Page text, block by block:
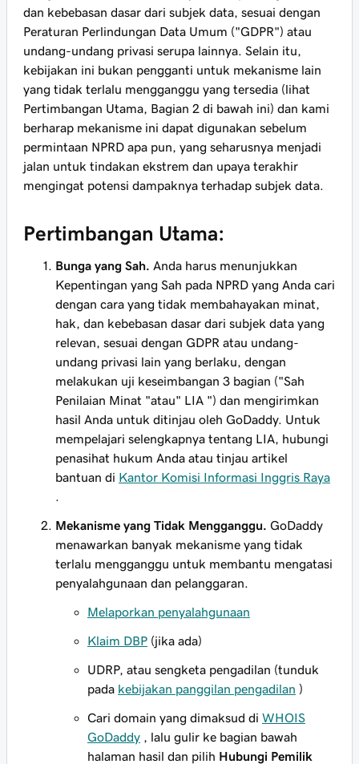
dan kebebasan dasar dari subjek data, sesuai dengan
Peraturan Perlindungan Data Umum ("GDPR") atau
undang-undang privasi serupa lainnya. Selain itu,
kebijakan ini bukan pengganti untuk mekanisme lain
yang tidak terlalu mengganggu yang tersedia (lihat
Pertimbangan Utama, Bagian 2 di bawah ini) dan kami
berharap mekanisme ini dapat digunakan sebelum
permintaan NPRD apa pun, yang seharusnya menjadi
jalan untuk tindakan ekstrem dan upaya terakhir
mengingat potensi dampaknya terhadap subjek data.
Pertimbangan Utama:
Bunga yang Sah. Anda harus menunjukkan
Kepentingan yang Sah pada NPRD yang Anda cari
dengan cara yang tidak membahayakan minat,
hak, dan kebebasan dasar dari subjek data yang
relevan, sesuai dengan GDPR atau undang-
undang privasi lain yang berlaku, dengan
melakukan uji keseimbangan 3 bagian ("Sah
Penilaian Minat "atau" LIA ") dan mengirimkan
hasil Anda untuk ditinjau oleh GoDaddy. Untuk
mempelajari selengkapnya tentang LIA, hubungi
penasihat hukum Anda atau tinjau artikel
bantuan di Kantor Komisi Informasi Inggris Raya
Mekanisme yang Tidak Mengganggu. GoDaddy
menawarkan banyak mekanisme yang tidak
terlalu mengganggu untuk membantu mengatasi
penyalahgunaan dan pelanggaran.
Melaporkan penyalahgunaan
Klaim DBP (jika ada)
UDRP, atau sengketa pengadilan (tunduk
pada kebijakan panggilan pengadilan )
Cari domain yang dimaksud di WHOIS
GoDaddy , lalu gulir ke bagian bawah
halaman hasil dan pilih Hubungi Pemilik